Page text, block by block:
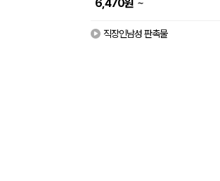
6,470원
직장인남성 판촉물